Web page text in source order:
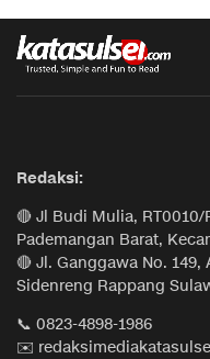
Redaksi:
🔴 Jl Budi Mulia,
Pademangan Barat,
🔴 Jl. Ganggawa No.
Sidenreng Rappang
📞 0823-4898-1986
✉️